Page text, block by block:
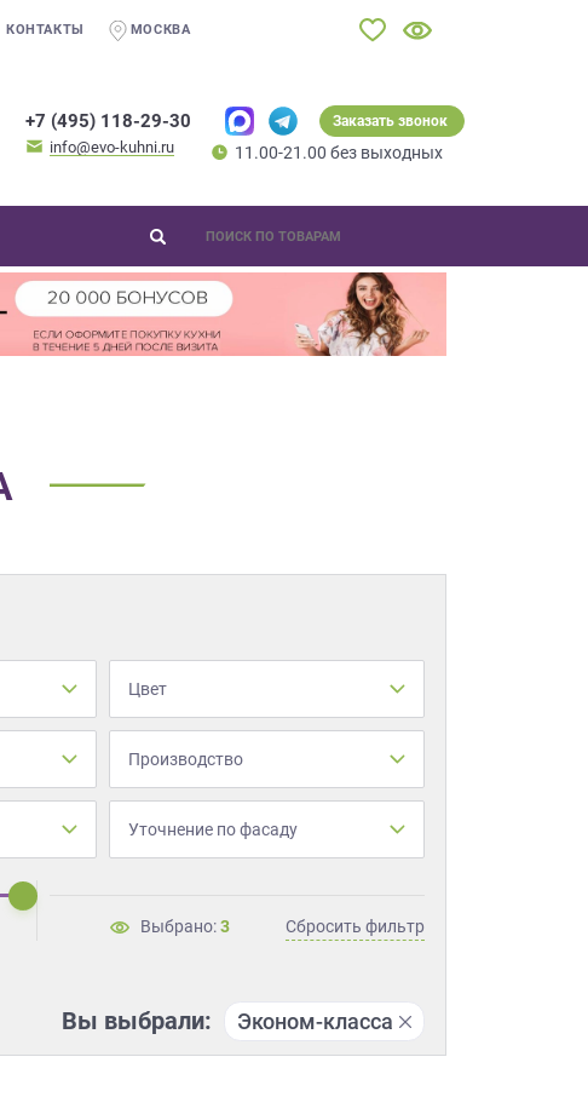
КОНТАКТЫ МОСКВА
+7 (495) 118-29-30
info@evo-kuhni.ru
Заказать звонок
11.00-21.00 без выходных
Цвет
Производство
Уточнение по фасаду
Выбрано:3 Сбросить фильтр
Вы выбрали: Эконом-класса